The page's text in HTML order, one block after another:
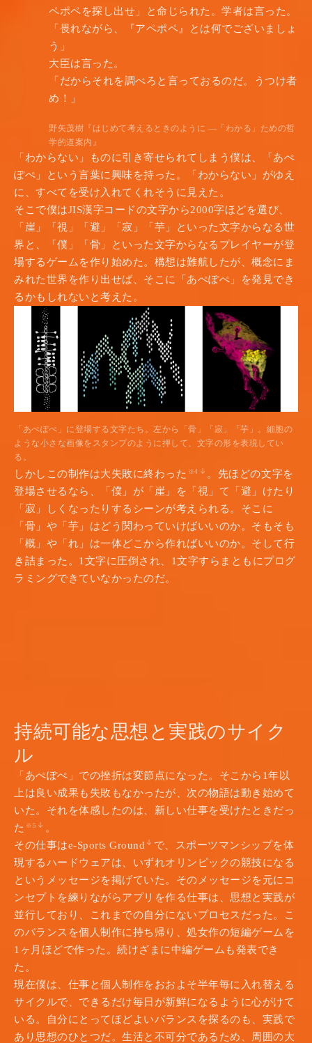
ペポペを探し出せ」と命じられた。学者は言った。
「畏れながら、『アペポペ』とは何でございましょ
う」
大臣は言った。
「だからそれを調べろと言っておるのだ。うつけ者
め！」
野矢茂樹『はじめて考えるときのように —「わかる」ための哲
学的道案内』
「わからない」ものに引き寄せられてしまう僕は、「あぺ
ぽぺ」という言葉に興味を持った。「わからない」がゆえ
に、すべてを受け入れてくれそうに見えた。
そこで僕はJIS漢字コードの文字から2000字ほどを選び、
「崖」「視」「避」「寂」「芋」といった文字からなる世
界と、「僕」「骨」といった文字からなるプレイヤーが登
場するゲームを作り始めた。構想は難航したが、概念にま
みれた世界を作り出せば、そこに「あぺぽぺ」を発見でき
るかもしれないと考えた。
「あぺぽぺ」に登場する文字たち。左から「骨」「寂」「芋」。細胞の
ような小さな画像をスタンプのように押して、文字の形を表現してい
る。
しかしこの制作は大失敗に終わった ※4
。先ほどの文字を
登場させるなら、「僕」が「崖」を「視」て「避」けたり
「寂」しくなったりするシーンが考えられる。そこに
「骨」や「芋」はどう関わっていけばいいのか。そもそも
「概」や「れ」は一体どこから作ればいいのか。そして行
き詰まった。1文字に圧倒され、1文字すらまともにプログ
ラミングできていなかったのだ。
持続可能な思想と実践のサイク
ル
「あぺぽぺ」での挫折は変節点になった。そこから1年以
上は良い成果も失敗もなかったが、次の物語は動き始めて
いた。それを体感したのは、新しい仕事を受けたときだっ
た ※5
。
その仕事はe-Sports Ground
で、スポーツマンシップを体
現するハードウェアは、いずれオリンピックの競技になる
というメッセージを掲げていた。そのメッセージを元にコ
ンセプトを練りながらアプリを作る仕事は、思想と実践が
並行しており、これまでの自分にないプロセスだった。こ
のバランスを個人制作に持ち帰り、処女作の短編ゲームを
1ヶ月ほどで作った。続けざまに中編ゲームも発表でき
た。
現在僕は、仕事と個人制作をおおよそ半年毎に入れ替える
サイクルで、できるだけ毎日が新鮮になるように心がけて
いる。自分にとってほどよいバランスを探るのも、実践で
あり思想のひとつだ。生活と不可分であるため、周囲の大